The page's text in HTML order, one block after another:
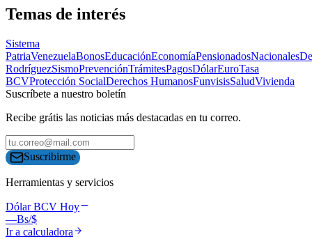
Temas de interés
Sistema
PatriaVenezuelaBonosEducaciónEconomíaPensionadosNacionales
RodríguezSismoPrevenciónTrámitesPagosDólarEuroTasa
BCVProtección SocialDerechos HumanosFunvisisSaludVivienda
Suscríbete a nuestro boletín
Recibe grátis las noticias más destacadas en tu correo.
Suscribirme
Herramientas y servicios
Dólar BCV Hoy
—Bs/$
Ir a calculadora